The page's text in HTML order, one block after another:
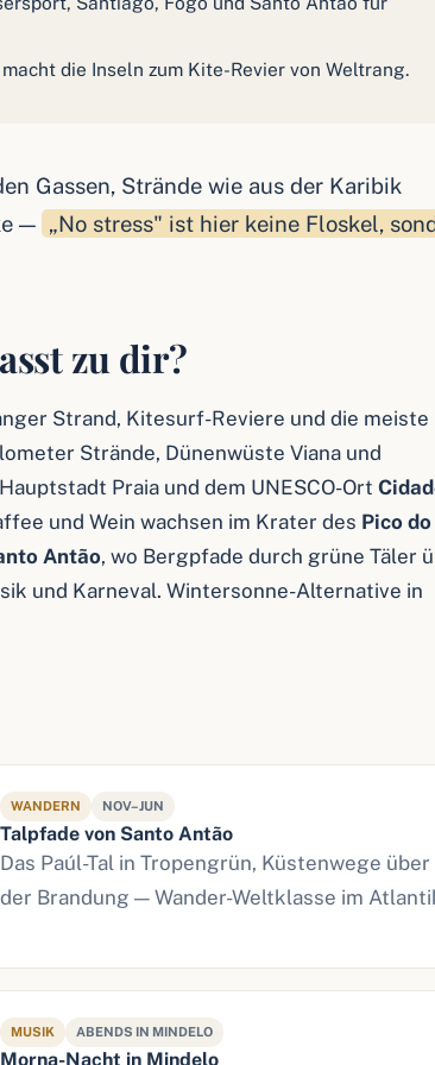
die Inseln zum Kite-Revier von Weltrang.
Gassen, Strände wie aus der Karibik
— „No stress" ist hier keine Floskel,
zu dir?
Strand, Kitesurf-Reviere und die meiste
Strände, Dünenwüste Viana und
Praia und dem UNESCO-Ort
und Wein wachsen im Krater des Pico
Antão, wo Bergpfade durch grüne Täler
und Karneval. Wintersonne-Alternative in
WANDERN NOV–JUN
Talpfade von Santo Antão
Das Paúl-Tal in Tropengrün, Küstenwege über
der Brandung — Wander-Weltklasse im
MUSIK ABENDS IN MINDELO
Morna-Nacht in Mindelo